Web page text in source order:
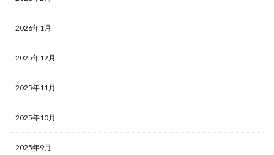
2026年1月
2025年12月
2025年11月
2025年10月
2025年9月